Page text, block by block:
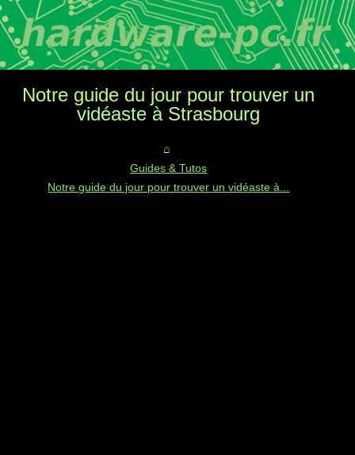
Notre guide du jour pour trouver un
vidéaste à Strasbourg
Guides & Tutos
Notre guide du jour pour trouver un vidéaste à...